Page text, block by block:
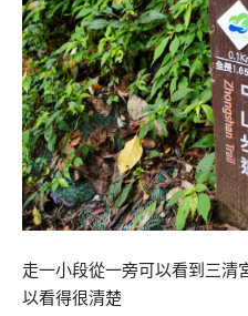
走一小段從一旁可以看到三清
以看得很清楚